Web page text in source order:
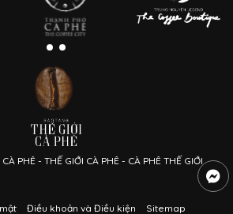
Điều khoản và Điều kiện Sitemap
PHÊ - THẾ GIỚI CÀ PHÊ - CÀ PHÊ THẾ GIỚI